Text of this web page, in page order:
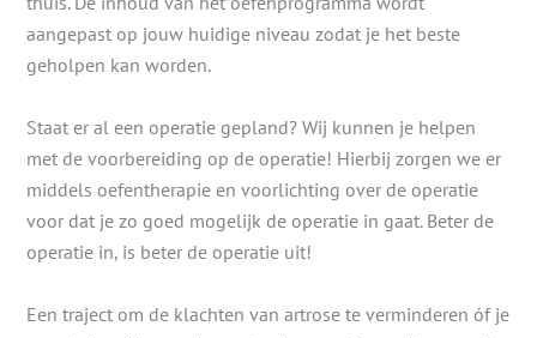
aangepast op jouw huidige niveau zodat je het beste
geholpen kan worden.
Staat er al een operatie gepland? Wij kunnen je helpen
met de voorbereiding op de operatie! Hierbij zorgen we er
middels oefentherapie en voorlichting over de operatie
voor dat je zo goed mogelijk de operatie in gaat. Beter de
operatie in, is beter de operatie uit!
Een traject om de klachten van artrose te verminderen óf je